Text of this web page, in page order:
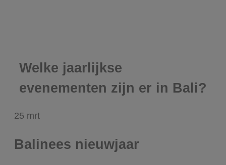
Welke jaarlijkse
evenementen zijn er in Bali?
25 mrt
Balinees nieuwjaar